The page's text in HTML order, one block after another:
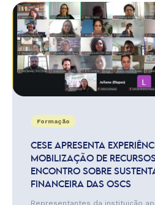
Formação
CESE APRESENTA
MOBILIZAÇÃO DE
ENCONTRO SOBRE
FINANCEIRA DAS OSCS
Representantes da instituição